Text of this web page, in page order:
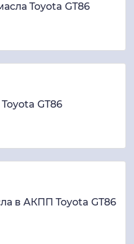
Toyota GT86
GT86
в АКПП Toyota GT86